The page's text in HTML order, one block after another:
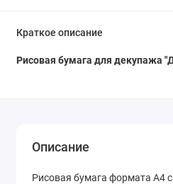
Краткое описание
Рисовая бумага для декупажа
Описание
Рисовая бумага формата А4